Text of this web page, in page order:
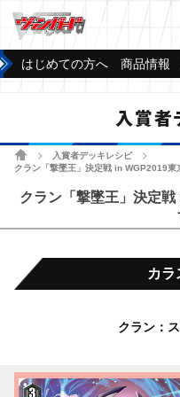
はじめての方へ 商品情報
入賞者
ホーム 入賞者デッキレシピ
クラン「撃墜王」決定戦 in WGP2019東
クラン「撃墜王」決定
カラ
クラン：